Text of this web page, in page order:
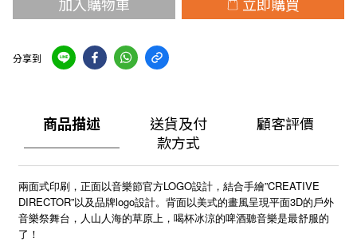
分享到
商品描述
送貨及付
款方式
顧客評價
兩面式印刷，正面以音樂節官方LOGO設計，結合手繪”CREATIVE
DIRECTOR”以及品牌logo設計。背面以美式的畫風呈現平面3D的戶外
音樂祭舞台，人山人海的草原上，喝杯冰涼的啤酒聽音樂是最舒服的
了！